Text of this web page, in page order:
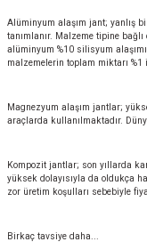
Alüminyum alaşım jant; yanlış
tanımlanır. Malzeme tipine
alüminyum %10 silisyum
malzemelerin toplam miktarı %1
Magnezyum alaşım jantlar;
araçlarda kullanılmaktadır.
Kompozit jantlar; son yıllarda
yüksek dolayısıyla da oldukça
zor üretim koşulları sebebiyle
Birkaç tavsiye daha...